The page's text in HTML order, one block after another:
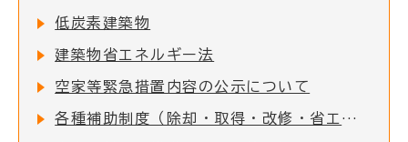
低炭素建築物
建築物省エネルギー法
空家等緊急措置内容の公示について
各種補助制度（除却・取得・改修・省エネ・再エネ導入）